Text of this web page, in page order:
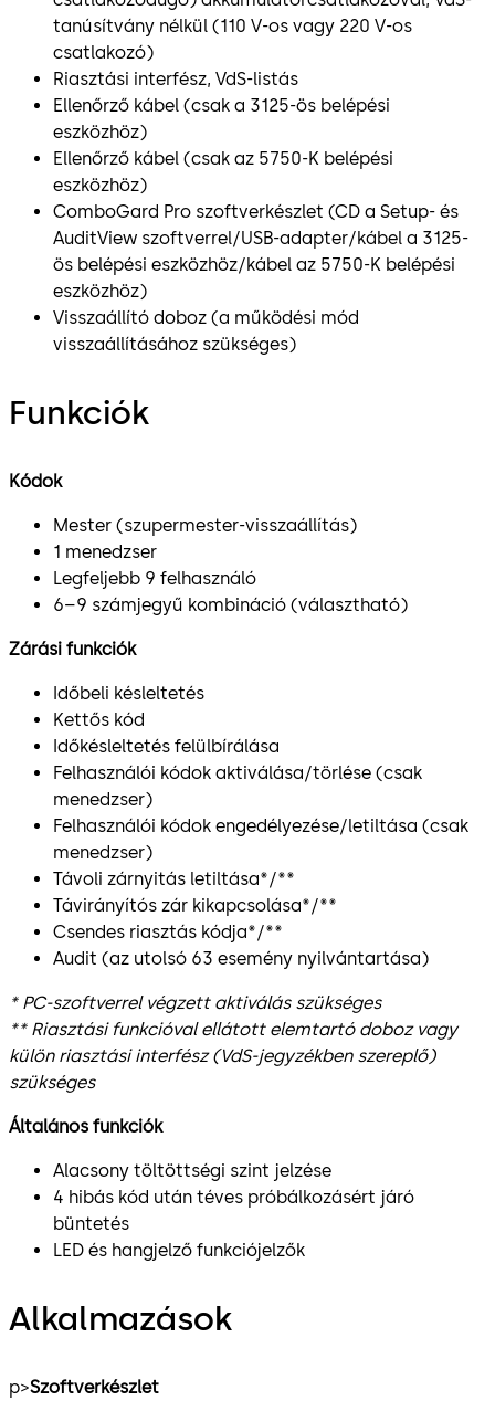
tanúsítvány nélkül (110 V-os vagy 220 V-os
csatlakozó)
Riasztási interfész, VdS-listás
Ellenőrző kábel (csak a 3125-ös belépési
eszközhöz)
Ellenőrző kábel (csak az 5750-K belépési
eszközhöz)
ComboGard Pro szoftverkészlet (CD a Setup- és
AuditView szoftverrel/USB-adapter/kábel a 3125-
ös belépési eszközhöz/kábel az 5750-K belépési
eszközhöz)
Visszaállító doboz (a működési mód
visszaállításához szükséges)
Funkciók
Kódok
Mester (szupermester-visszaállítás)
1 menedzser
Legfeljebb 9 felhasználó
6–9 számjegyű kombináció (választható)
Zárási funkciók
Időbeli késleltetés
Kettős kód
Időkésleltetés felülbírálása
Felhasználói kódok aktiválása/törlése (csak
menedzser)
Felhasználói kódok engedélyezése/letiltása (csak
menedzser)
Távoli zárnyitás letiltása*/**
Távirányítós zár kikapcsolása*/**
Csendes riasztás kódja*/**
Audit (az utolsó 63 esemény nyilvántartása)
* PC-szoftverrel végzett aktiválás szükséges
** Riasztási funkcióval ellátott elemtartó doboz vagy
külön riasztási interfész (VdS-jegyzékben szereplő)
szükséges
Általános funkciók
Alacsony töltöttségi szint jelzése
4 hibás kód után téves próbálkozásért járó
büntetés
LED és hangjelző funkciójelzők
Alkalmazások
p>Szoftverkészlet